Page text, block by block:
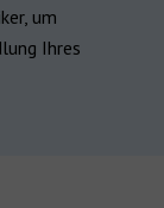
um
Ihres